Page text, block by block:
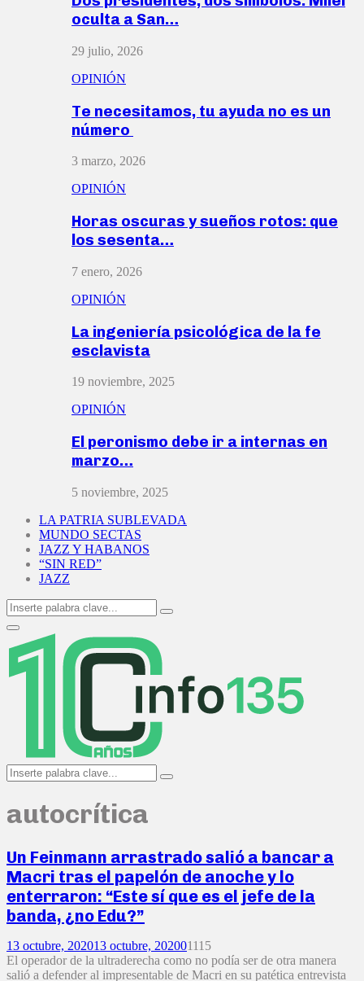
oculta a San…
29 julio, 2026
OPINIÓN
Te necesitamos, tu ayuda no es un
número
3 marzo, 2026
OPINIÓN
Horas oscuras y sueños rotos: que
los sesenta…
7 enero, 2026
OPINIÓN
La ingeniería psicológica de la fe
esclavista
19 noviembre, 2025
OPINIÓN
El peronismo debe ir a internas en
marzo…
5 noviembre, 2025
LA PATRIA SUBLEVADA
MUNDO SECTAS
JAZZ Y HABANOS
“SIN RED”
JAZZ
Search
for:
Search
Primary
Menu
Search
for:
Search
autocrítica
Un Feinmann arrastrado salió a bancar a
Macri tras el papelón de anoche y lo
enterraron: “Este sí que es el jefe de la
banda, ¿no Edu?”
13 octubre, 202013 octubre, 202001115
El operador de la ultraderecha como no podía ser de otra manera
salió a defender al impresentable de Macri en su patética entrevista